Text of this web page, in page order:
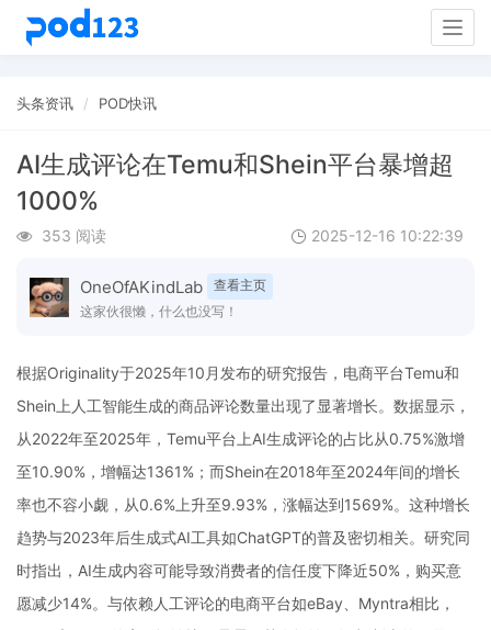
头条资讯 POD快讯
AI生成评论在Temu和Shein平台暴增超
1000%
353 阅读 2025-12-16 10:22:39
OneOfAKindLab
查看主页
这家伙很懒，什么也没写！
根据Originality于2025年10月发布的研究报告，电商平台Temu和
Shein上人工智能生成的商品评论数量出现了显著增长。数据显示，
从2022年至2025年，Temu平台上AI生成评论的占比从0.75%激增
至10.90%，增幅达1361%；而Shein在2018年至2024年间的增长
率也不容小觑，从0.6%上升至9.93%，涨幅达到1569%。这种增长
趋势与2023年后生成式AI工具如ChatGPT的普及密切相关。研究同
时指出，AI生成内容可能导致消费者的信任度下降近50%，购买意
愿减少14%。与依赖人工评论的电商平台如eBay、Myntra相比，